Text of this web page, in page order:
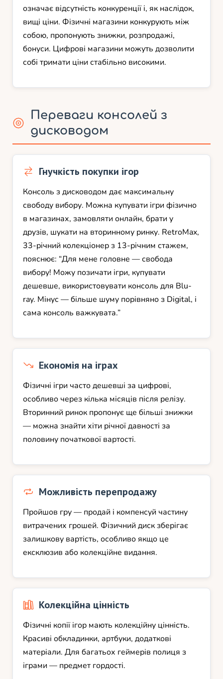
означає відсутність конкуренції і, як наслідок,
вищі ціни. Фізичні магазини конкурують між
собою, пропонують знижки, розпродажі,
бонуси. Цифрові магазини можуть дозволити
собі тримати ціни стабільно високими.
Переваги консолей з
дисководом
Гнучкість покупки ігор
Консоль з дисководом дає максимальну
свободу вибору. Можна купувати ігри фізично
в магазинах, замовляти онлайн, брати у
друзів, шукати на вторинному ринку. RetroMax,
33-річний колекціонер з 13-річним стажем,
пояснює: “Для мене головне — свобода
вибору! Можу позичати ігри, купувати
дешевше, використовувати консоль для Blu-
ray. Мінус — більше шуму порівняно з Digital, і
сама консоль важкувата.”
Економія на іграх
Фізичні ігри часто дешевші за цифрові,
особливо через кілька місяців після релізу.
Вторинний ринок пропонує ще більші знижки
— можна знайти хіти річної давності за
половину початкової вартості.
Можливість перепродажу
Пройшов гру — продай і компенсуй частину
витрачених грошей. Фізичний диск зберігає
залишкову вартість, особливо якщо це
ексклюзив або колекційне видання.
Колекційна цінність
Фізичні копії ігор мають колекційну цінність.
Красиві обкладинки, артбуки, додаткові
матеріали. Для багатьох геймерів полиця з
іграми — предмет гордості.